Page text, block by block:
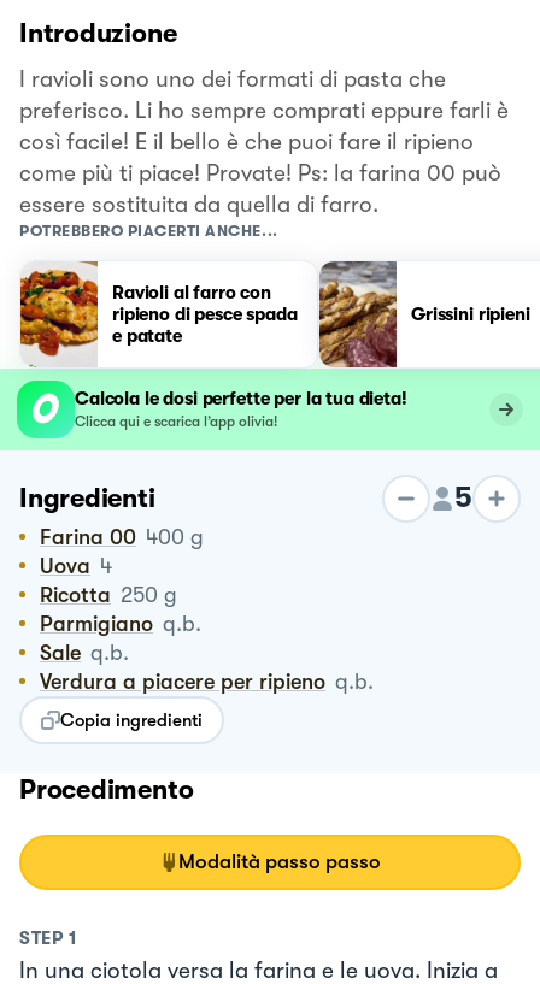
Introduzione
I ravioli sono uno dei formati di pasta che
preferisco. Li ho sempre comprati eppure farli è
così facile! E il bello è che puoi fare il ripieno
come più ti piace! Provate! Ps: la farina 00 può
essere sostituita da quella di farro.
POTREBBERO PIACERTI ANCHE...
Ravioli al farro con
ripieno di pesce spada
e patate
Grissini ripieni
Calcola le dosi perfette per la tua dieta!
Clicca qui e scarica l’app olivia!
Ingredienti 5
Farina 00 400 g
Uova 4
Ricotta 250 g
Parmigiano q.b.
Sale q.b.
Verdura a piacere per ripieno q.b.
Copia ingredienti
Procedimento
Modalità passo passo
STEP 1
In una ciotola versa la farina e le uova. Inizia a